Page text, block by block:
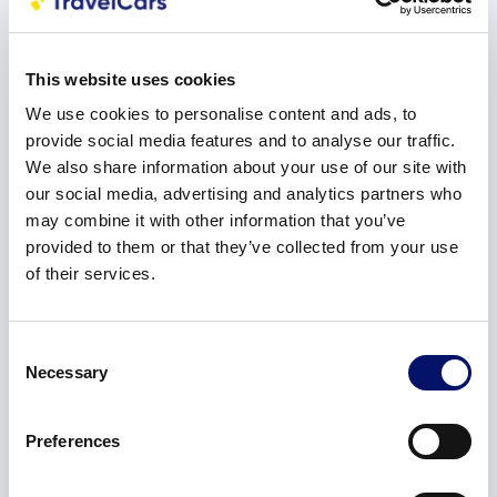
This website uses cookies
We use cookies to personalise content and ads, to
provide social media features and to analyse our traffic.
We also share information about your use of our site with
our social media, advertising and analytics partners who
may combine it with other information that you’ve
provided to them or that they’ve collected from your use
of their services.
Selection
Necessary
Preferences
Carburante
Chilometri illimitati